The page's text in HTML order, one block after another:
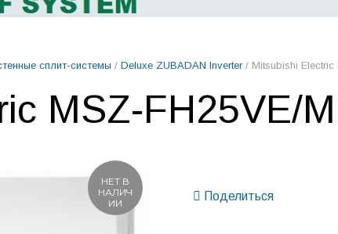
сплит-системы / Deluxe ZUBADAN Inverter/ Mitsubishi Electric
MSZ-FH25VE/
НЕТ В
НАЛИЧ
ИИ
Поделиться